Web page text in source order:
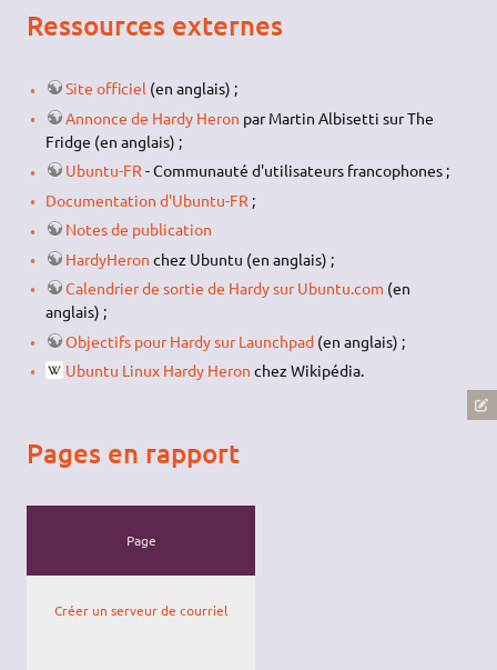
Ressources externes
Site officiel (en anglais) ;
Annonce de Hardy Heron par Martin Albisetti sur The
Fridge (en anglais) ;
Ubuntu-FR - Communauté d'utilisateurs francophones ;
Documentation d'Ubuntu-FR ;
Notes de publication
HardyHeron chez Ubuntu (en anglais) ;
Calendrier de sortie de Hardy sur Ubuntu.com (en
anglais) ;
Objectifs pour Hardy sur Launchpad(en anglais) ;
Ubuntu Linux Hardy Heron chez Wikipédia.
Pages en rapport
Page
Créer un serveur de courriel